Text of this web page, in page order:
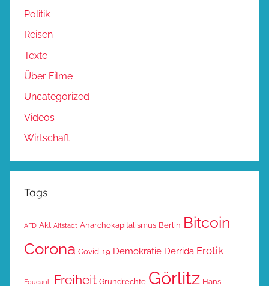
Politik
Reisen
Texte
Über Filme
Uncategorized
Videos
Wirtschaft
Tags
AFD Akt Altstadt Anarchokapitalismus Berlin Bitcoin
Corona Covid-19 Demokratie Derrida Erotik
Foucault Freiheit Grundrechte Görlitz Hans-